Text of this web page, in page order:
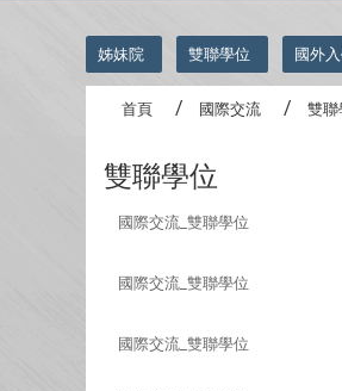
姊妹院 雙聯學位 國外
首頁 國際交流 雙聯
雙聯學位
國際交流_雙聯學位
國際交流_雙聯學位
國際交流_雙聯學位